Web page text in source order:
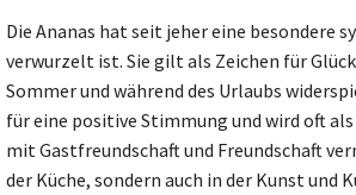
Die Ananas hat seit jeher eine besondere
verwurzelt ist. Sie gilt als Zeichen für
Sommer und während des Urlaubs
für eine positive Stimmung und wird oft
mit Gastfreundschaft und Freundschaft
der Küche, sondern auch in der Kunst und